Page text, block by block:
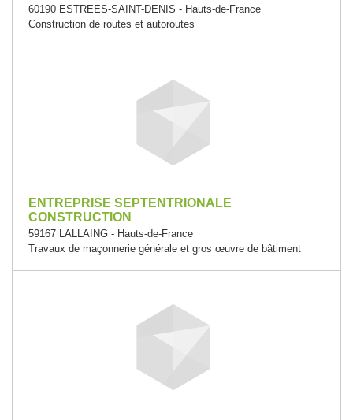
60190 ESTREES-SAINT-DENIS - Hauts-de-France
Construction de routes et autoroutes
ENTREPRISE SEPTENTRIONALE
CONSTRUCTION
59167 LALLAING - Hauts-de-France
Travaux de maçonnerie générale et gros œuvre de bâtiment